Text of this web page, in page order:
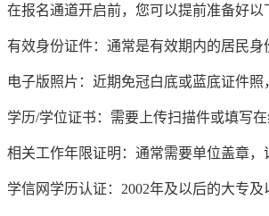
在报名通道开启前，您可以提前准备好以
有效身份证件：通常是有效期内的居民身
电子版照片：近期免冠白底或蓝底证件
学历/学位证书：需要上传扫描件或填写在
相关工作年限证明：通常需要单位盖章，
学信网学历认证：2002年及以后的大专